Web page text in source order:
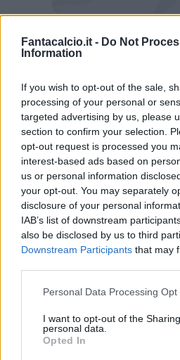
Fantacalcio.it - Do Not
Information
If you wish to opt-out of the sale,
processing of your personal or
targeted advertising by us, please
section to confirm your selection.
opt-out request is processed you
interest-based ads based on
us or personal information
your opt-out. You may separately
disclosure of your personal
IAB’s list of downstream
also be disclosed by us to third
Downstream Participants that may
Personal Data Processing Opt
I want to opt-out of the
personal data.
Opted In
Intervista a
interessante perché il
della corsa le sue armi
che ha fame di
potrebbe mostrare tutte
questi requisiti è un
che ci può interessare".
Zerbin e Ambrosino?
giocatori molto bravi. Ai
posso dire che in Serie
fare del nostro meglio
categoria".